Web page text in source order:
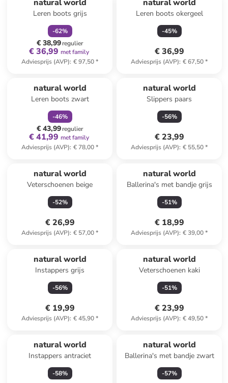
natural world
Leren boots grijs
-62%
€ 38,99regulier
€ 36,99 met family
Adviesprijs (AVP): € 97,50*
natural world
Leren boots okergeel
-45%
€ 36,99
Adviesprijs (AVP): € 67,50*
natural world
Leren boots zwart
-46%
€ 43,99regulier
€ 41,99 met family
Adviesprijs (AVP): € 78,00*
natural world
Slippers paars
-56%
€ 23,99
Adviesprijs (AVP): € 55,50*
natural world
Veterschoenen beige
-52%
€ 26,99
Adviesprijs (AVP): € 57,00*
natural world
Ballerina's met bandje grijs
-51%
€ 18,99
Adviesprijs (AVP): € 39,00*
natural world
Instappers grijs
-56%
€ 19,99
Adviesprijs (AVP): € 45,90*
natural world
Veterschoenen kaki
-51%
€ 23,99
Adviesprijs (AVP): € 49,50*
natural world
Instappers antraciet
-58%
natural world
Ballerina's met bandje zwart
-57%